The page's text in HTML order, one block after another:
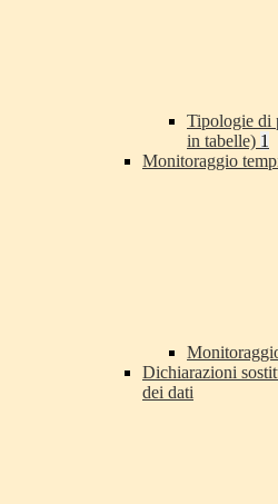
Tipologie di
in tabelle) 1
Monitoraggio
Dichiarazioni
dei dati